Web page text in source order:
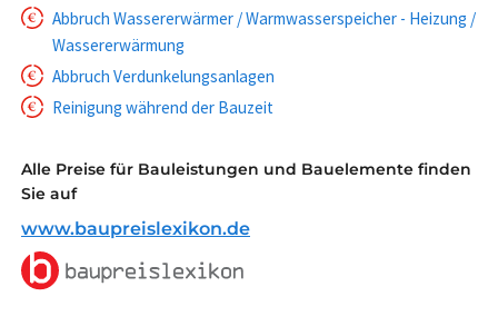
Abbruch Wassererwärmer / Warmwasserspeicher - Heizung /
Wassererwärmung
Abbruch Verdunkelungsanlagen
Reinigung während der Bauzeit
Alle Preise für Bauleistungen und Bauelemente finden
Sie auf
www.baupreislexikon.de